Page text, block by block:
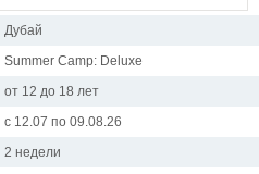
Дубай
Summer Camp: Deluxe
от 12 до 18 лет
с 12.07 по 09.08.26
2 недели